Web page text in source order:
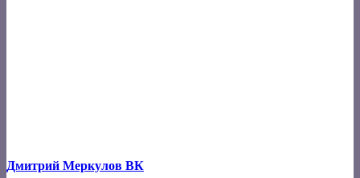
Дмитрий Меркулов ВК